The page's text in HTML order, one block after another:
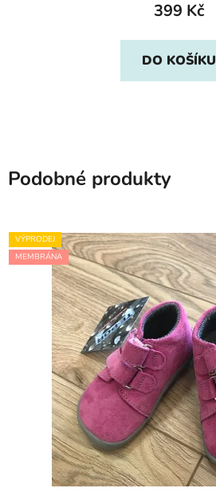
399 Kč
DO KOŠÍKU
Podobné produkty
VÝPRODEJ
MEMBRÁNA